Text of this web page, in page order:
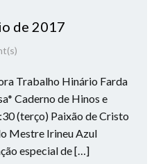
de 2017
Trabalho Hinário Farda
Caderno de Hinos e
(terço) Paixão de Cristo
Mestre Irineu Azul
especial de […]